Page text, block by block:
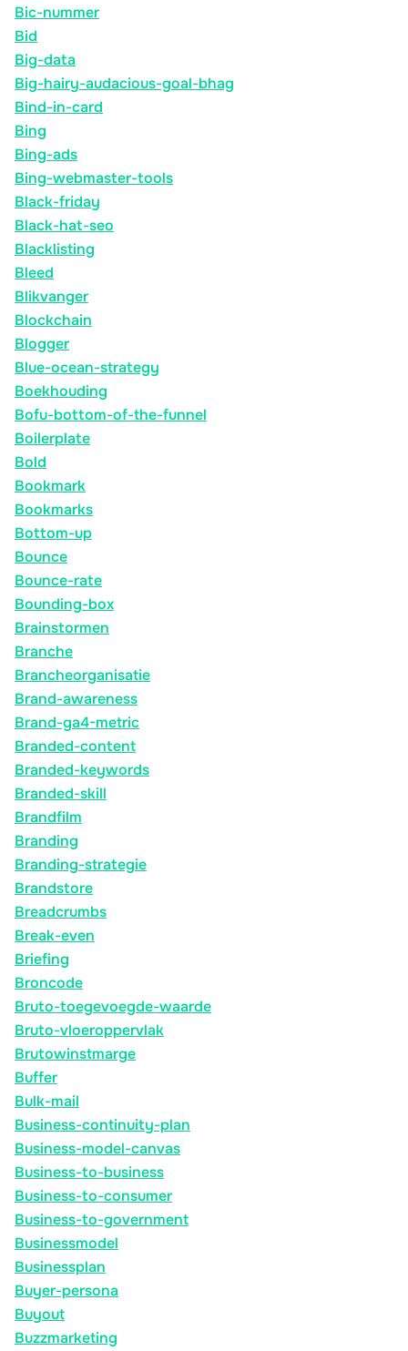
Bic-nummer
Bid
Big-data
Big-hairy-audacious-goal-bhag
Bind-in-card
Bing
Bing-ads
Bing-webmaster-tools
Black-friday
Black-hat-seo
Blacklisting
Bleed
Blikvanger
Blockchain
Blogger
Blue-ocean-strategy
Boekhouding
Bofu-bottom-of-the-funnel
Boilerplate
Bold
Bookmark
Bookmarks
Bottom-up
Bounce
Bounce-rate
Bounding-box
Brainstormen
Branche
Brancheorganisatie
Brand-awareness
Brand-ga4-metric
Branded-content
Branded-keywords
Branded-skill
Brandfilm
Branding
Branding-strategie
Brandstore
Breadcrumbs
Break-even
Briefing
Broncode
Bruto-toegevoegde-waarde
Bruto-vloeroppervlak
Brutowinstmarge
Buffer
Bulk-mail
Business-continuity-plan
Business-model-canvas
Business-to-business
Business-to-consumer
Business-to-government
Businessmodel
Businessplan
Buyer-persona
Buyout
Buzzmarketing